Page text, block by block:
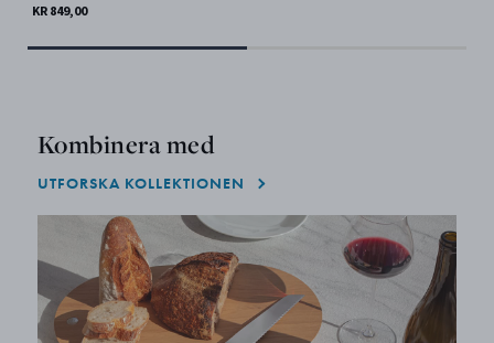
KR 849,00
Kombinera med
UTFORSKA KOLLEKTIONEN